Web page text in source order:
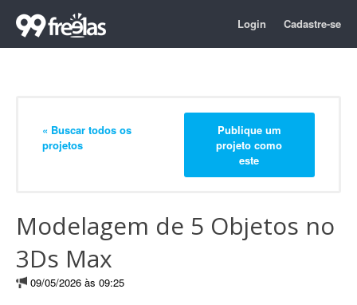
Login Cadastre-se
« Buscar todos os
projetos
Publique um
projeto como
este
Modelagem de 5 Objetos no
3Ds Max
09/05/2026 às 09:25